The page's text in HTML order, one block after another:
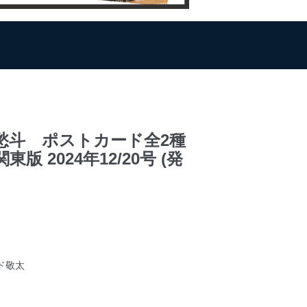
斗 ポストカード全2種
版 2024年12/20号 (発
敬太